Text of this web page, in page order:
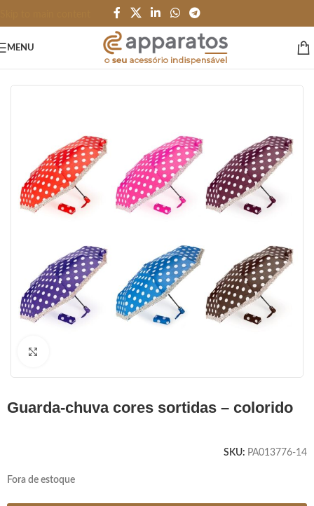
MENU
guarda-chuva cores sortidas – colorido
SKU: PA013776-14
Fora de estoque